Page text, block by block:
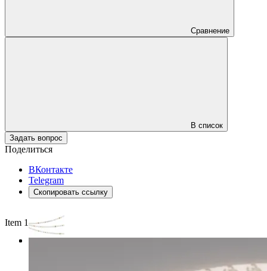
Сравнение
В список
Задать вопрос
Поделиться
ВКонтакте
Telegram
Скопировать ссылку
Item 1 of 3